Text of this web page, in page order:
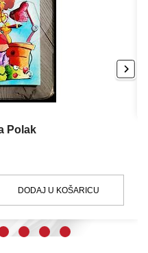
Polak
DODAJ U KOŠARICU